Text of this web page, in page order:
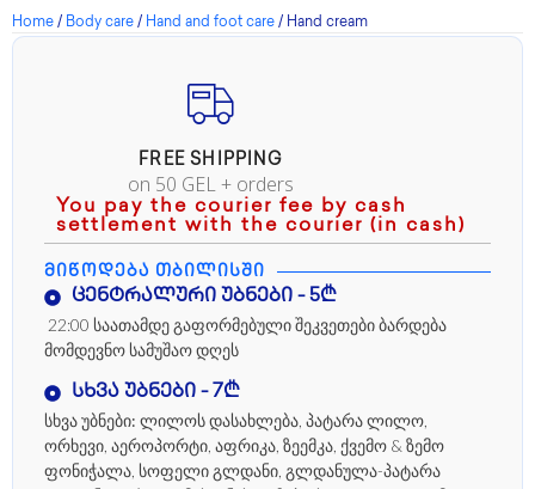
Home / Body care / Hand and foot care / Hand cream
FREE SHIPPING
on 50 GEL + orders
You pay the courier fee by cash
settlement with the courier (in cash)
ᲛᲘᲬᲝᲓᲔᲑᲐ ᲗᲑᲘᲚᲘᲡᲨᲘ
ცენტრალური უბნები - 5₾
22:00 საათამდე გაფორმებული შეკვეთები ბარდება
მომდევნო სამუშაო დღეს
სხვა უბნები - 7₾
სხვა უბნები: ლილოს დასახლება, პატარა ლილო,
ორხევი, აეროპორტი, აფრიკა, ზეემკა, ქვემო & ზემო
ფონიჭალა, სოფელი გლდანი, გლდანულა-პატარა